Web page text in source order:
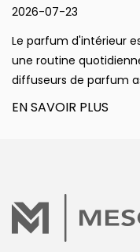
2026-07-23
Le parfum d'intérieur
une routine
diffuseurs de parfum
EN SAVOIR PLUS